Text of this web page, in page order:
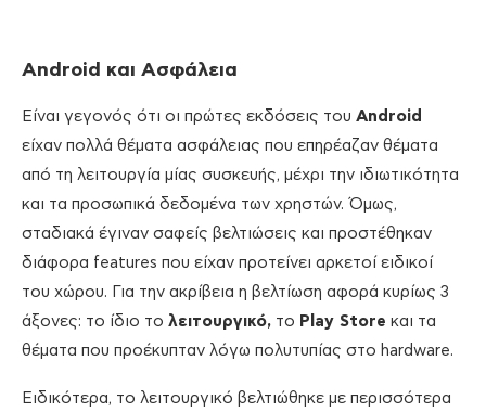
Android και Ασφάλεια
Είναι γεγονός ότι οι πρώτες εκδόσεις του Android
είχαν πολλά θέματα ασφάλειας που επηρέαζαν θέματα
από τη λειτουργία μίας συσκευής, μέχρι την ιδιωτικότητα
και τα προσωπικά δεδομένα των χρηστών. Όμως,
σταδιακά έγιναν σαφείς βελτιώσεις και προστέθηκαν
διάφορα features που είχαν προτείνει αρκετοί ειδικοί
του χώρου. Για την ακρίβεια η βελτίωση αφορά κυρίως 3
άξονες: το ίδιο το λειτουργικό, το Play Store και τα
θέματα που προέκυπταν λόγω πολυτυπίας στο hardware.
Ειδικότερα, το λειτουργικό βελτιώθηκε με περισσότερα